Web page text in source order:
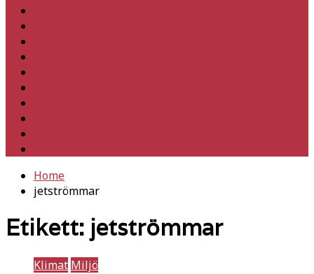
Home
jetströmmar
Etikett: jetströmmar
Klimat Miljö